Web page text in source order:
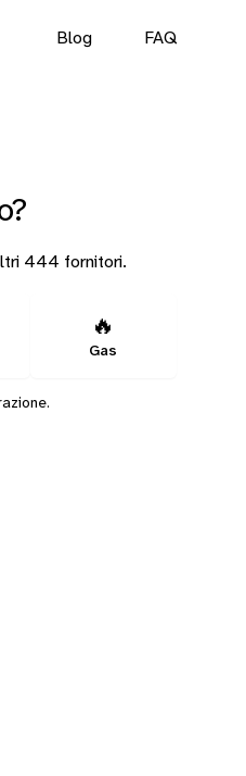
Blog FAQ
444 fornitori.
🔥
Gas